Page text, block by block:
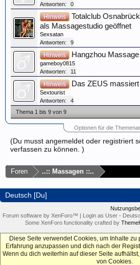
Antworten:
0
Hinweis
Totalclub
als Massagestudio geöffnet
Sexsatan
Antworten:
9
Hinweis Hangzhou
gameboy0815
Antworten:
11
Hinweis Das ZEUS
Sextourist
Antworten:
4
Thema 1 bis 9 von 9
Optionen für die
(Du musst angemeldet oder registriert
verfassen zu können. )
Foren ..:: Massagen ::..
Deutsch [Du]
Forum software by XenForo™
Login as User -
Some XenForo functionality crafted by
Diese Seite verwendet Cookies, um Inhalte
Erfahrung anzupassen und dich nach der
Wenn du dich weiterhin auf dieser Seite
von Cookies.